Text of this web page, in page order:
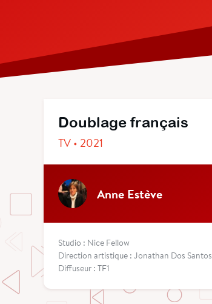
Doublage français
TV • 2021
Anne Estève
Studio : Nice Fellow
Direction artistique : Jonathan Dos Santos
Diffuseur : TF1